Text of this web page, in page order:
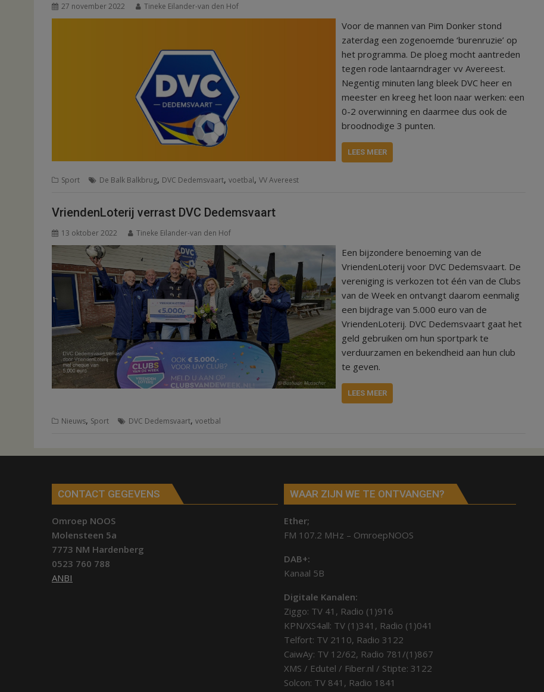
27 november 2022 Tineke Eilander-van den Hof
Voor de mannen van Pim Donker stond
zaterdag een zogenoemde ‘burenruzie’ op
het programma. De ploeg mocht aantreden
tegen rode lantaarndrager vv Avereest.
Negentig minuten lang bleek DVC heer en
meester en kreeg het loon naar werken: een
0-2 overwinning en daarmee dus ook de
broodnodige 3 punten.
LEES MEER
Sport De Balk Balkbrug, DVC Dedemsvaart, voetbal, VV Avereest
VriendenLoterij verrast DVC Dedemsvaart
13 oktober 2022 Tineke Eilander-van den Hof
Een bijzondere benoeming van de
VriendenLoterij voor DVC Dedemsvaart. De
vereniging is verkozen tot één van de Clubs
van de Week en ontvangt daarom eenmalig
een bijdrage van 5.000 euro van de
VriendenLoterij. DVC Dedemsvaart gaat het
geld gebruiken om hun sportpark te
verduurzamen en bekendheid aan hun club
te geven.
LEES MEER
Nieuws, Sport DVC Dedemsvaart, voetbal
CONTACT GEGEVENS
Omroep NOOS
Molensteen 5a
7773 NM Hardenberg
0523 760 788
ANBI
WAAR ZIJN WE TE ONTVANGEN?
Ether;
FM 107.2 MHz – OmroepNOOS
DAB+:
Kanaal 5B
Digitale Kanalen:
Ziggo: TV 41, Radio (1)916
KPN/XS4all: TV (1)341, Radio (1)041
Telfort: TV 2110, Radio 3122
CaiwAy: TV 12/62, Radio 781/(1)867
XMS / Edutel / Fiber.nl / Stipte: 3122
Solcon: TV 841, Radio 1841